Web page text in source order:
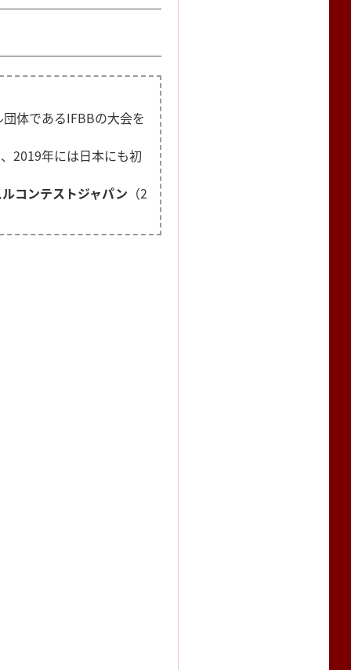
体であるIFBBの大会を
2019年には日本にも初
コンテストジャパン （2